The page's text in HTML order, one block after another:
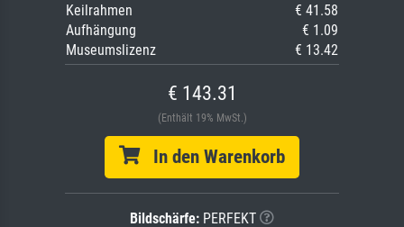
Keilrahmen
€ 41.58
Aufhängung
€ 1.09
Museumslizenz
€ 13.42
€ 143.31
(Enthält 19% MwSt.)
In den Warenkorb
Bildschärfe: PERFEKT